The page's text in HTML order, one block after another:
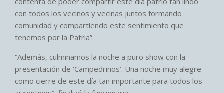
con todos los vecinos y vecinas juntos formando
comunidad y compartiendo este sentimiento que
tenemos por la Patria”.
“Además, culminamos la noche a puro show con la
presentación de ‘Campedrinos’. Una noche muy alegre
como cierre de este día tan importante para todos los